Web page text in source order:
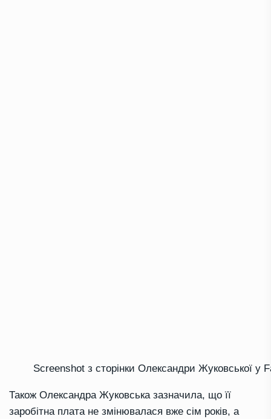
Screenshot з сторінки Олександри Жуковської у
Також Олександра Жуковська зазначила, що її
заробітна плата не змінювалася вже сім років, а